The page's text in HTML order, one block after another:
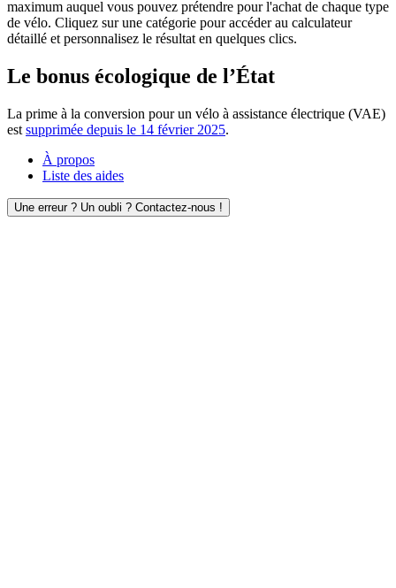
maximum auquel vous pouvez prétendre pour l'achat de chaque type
de vélo. Cliquez sur une catégorie pour accéder au calculateur
détaillé et personnalisez le résultat en quelques clics.
Le bonus écologique de l’État
La prime à la conversion pour un vélo à assistance électrique (VAE)
est supprimée depuis le 14 février 2025.
À propos
Liste des aides
Une erreur ? Un oubli ? Contactez-nous !